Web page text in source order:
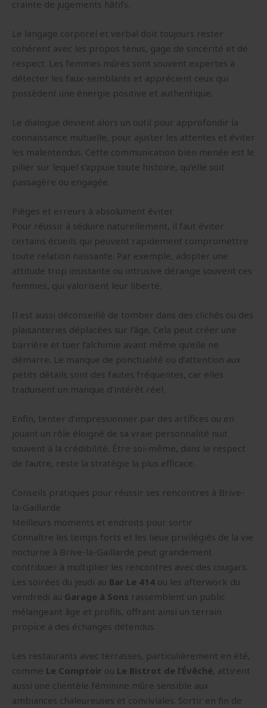
crainte de jugements hâtifs.
Le langage corporel et verbal doit toujours rester
cohérent avec les propos tenus, gage de sincérité et de
respect. Les femmes mûres sont souvent expertes à
détecter les faux-semblants et apprécient ceux qui
possèdent une énergie positive et authentique.
Le dialogue devient alors un outil pour approfondir la
connaissance mutuelle, pour ajuster les attentes et éviter
les malentendus. Cette communication bien menée est le
pilier sur lequel s’appuie toute histoire, qu’elle soit
passagère ou engagée.
Pièges et erreurs à absolument éviter
Pour réussir à séduire naturellement, il faut éviter
certains écueils qui peuvent rapidement compromettre
toute relation naissante. Par exemple, adopter une
attitude trop insistante ou intrusive dérange souvent ces
femmes, qui valorisent leur liberté.
Il est aussi déconseillé de tomber dans des clichés ou des
plaisanteries déplacées sur l’âge. Cela peut créer une
barrière et tuer l’alchimie avant même qu’elle ne
démarre. Le manque de ponctualité ou d’attention aux
petits détails sont des fautes fréquentes, car elles
traduisent un manque d’intérêt réel.
Enfin, tenter d’impressionner par des artifices ou en
jouant un rôle éloigné de sa vraie personnalité nuit
souvent à la crédibilité. Être soi-même, dans le respect
de l’autre, reste la stratégie la plus efficace.
Conseils pratiques pour réussir ses rencontres à Brive-
la-Gaillarde
Meilleurs moments et endroits pour sortir
Connaître les temps forts et les lieux privilégiés de la vie
nocturne à Brive-la-Gaillarde peut grandement
contribuer à multiplier les rencontres avec des cougars.
Les soirées du jeudi au Bar Le 414 ou les afterwork du
vendredi au Garage à Sons rassemblent un public
mélangeant âge et profils, offrant ainsi un terrain
propice à des échanges détendus.
Les restaurants avec terrasses, particulièrement en été,
comme Le Comptoir ou Le Bistrot de l’Évêché , attirent
aussi une clientèle féminine mûre sensible aux
ambiances chaleureuses et conviviales. Sortir en fin de